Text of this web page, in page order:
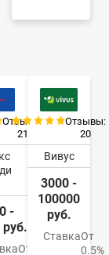
Отзывы:
21
-
От
Отзывы:
20
Вивус
3000 -
100000
руб.
СтавкаОт
0.5%